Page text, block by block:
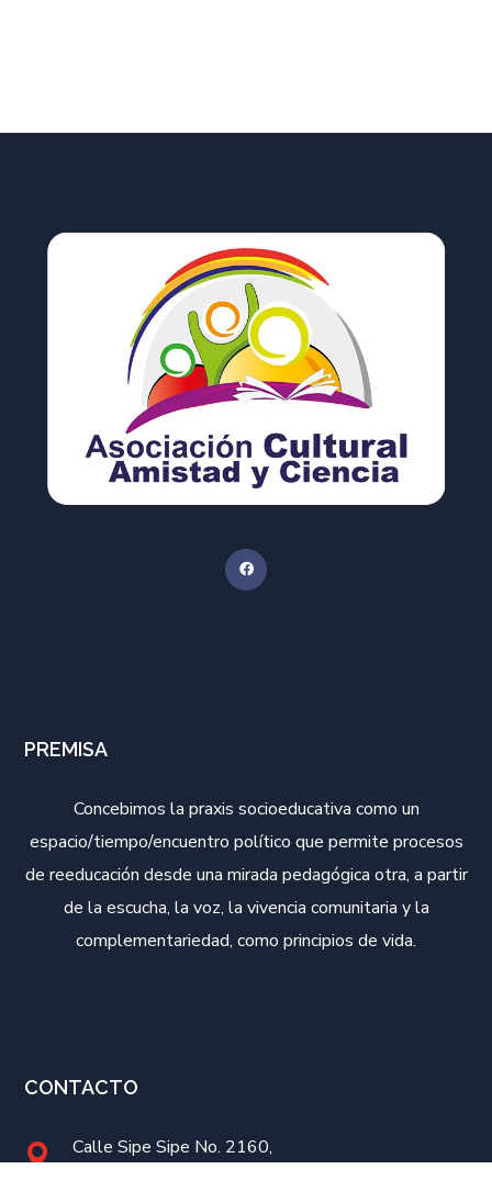
PREMISA
Concebimos la praxis socioeducativa como un
espacio/tiempo/encuentro político que permite procesos
de reeducación desde una mirada pedagógica otra, a partir
de la escucha, la voz, la vivencia comunitaria y la
complementariedad, como principios de vida.
CONTACTO
Calle Sipe Sipe No. 2160,